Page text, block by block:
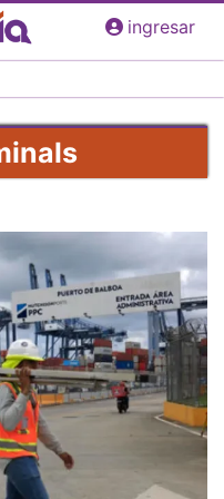
ingresar